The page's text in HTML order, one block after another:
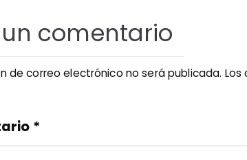
comentario
de correo electrónico no será publicada. Los
*